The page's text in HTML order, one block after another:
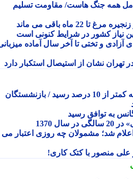
همه جنگ هاست/ مقاومت تسلیم
باقی می ماند
کشور در شرایط کنونی است
و تختی تا آخر سال آماده میزبانی
نشان از استیصال استکبار دارد
30 درصد متناسب سازی به کمتر از 10 درصد رسید / بازنشستگان
به توافق رسید
شد؛ مشمولان چه روزی اعتبار می
منصور با کتک کاری!